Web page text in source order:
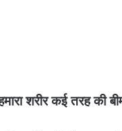
शरीर कई तरह की